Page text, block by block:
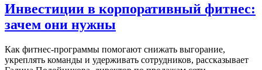
Инвестиции в корпоративный фитнес:
зачем они нужны
Как фитнес-программы помогают снижать выгорание,
укреплять команды и удерживать сотрудников, рассказывает